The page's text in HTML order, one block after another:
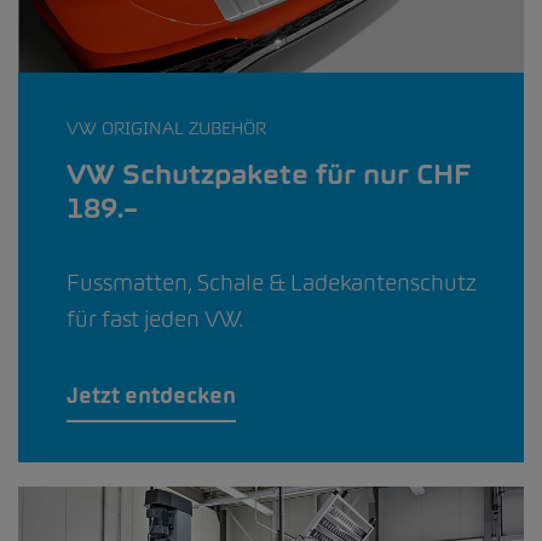
VW ORIGINAL ZUBEHÖR
VW Schutzpakete für nur CHF
189.–
Fussmatten, Schale & Ladekantenschutz
für fast jeden VW.
Jetzt entdecken